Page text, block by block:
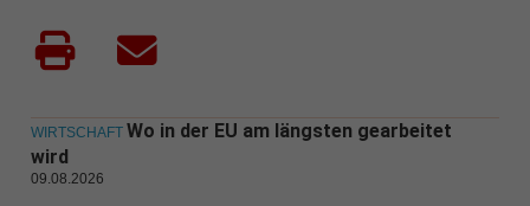
WIRTSCHAFT Wo in der EU am längsten gearbeitet
wird
09.08.2026